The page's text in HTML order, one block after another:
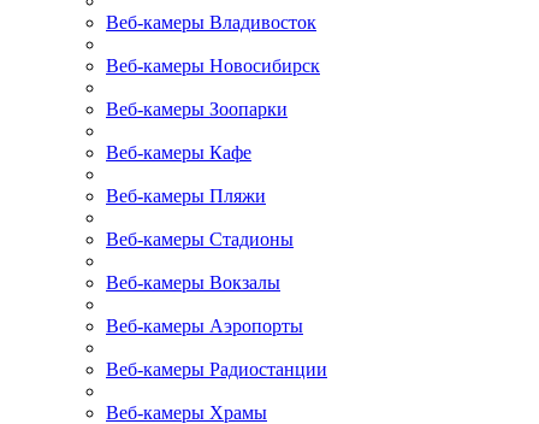
Веб-камеры Владивосток
Веб-камеры Новосибирск
Веб-камеры Зоопарки
Веб-камеры Кафе
Веб-камеры Пляжи
Веб-камеры Стадионы
Веб-камеры Вокзалы
Веб-камеры Аэропорты
Веб-камеры Радиостанции
Веб-камеры Храмы